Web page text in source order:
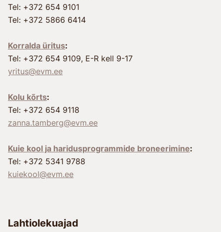
Tel: +372 654 9101
Tel: +372 5866 6414
Korralda üritus:
Tel: +372 654 9109, E-R kell 9-17
yritus@evm.ee
Kolu kõrts:
Tel: +372 654 9118
zanna.tamberg@evm.ee
Kuie kool ja haridusprogrammide broneerimine:
Tel: +372 5341 9788
kuiekool@evm.ee
Lahtiolekuajad